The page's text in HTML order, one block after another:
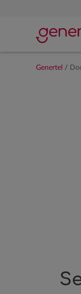
Genertel /